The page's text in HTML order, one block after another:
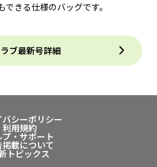
できる仕様のバッグです。
ブ最新号詳細
バシーポリシー
利用規約
プ・サポート
掲載について
トピックス